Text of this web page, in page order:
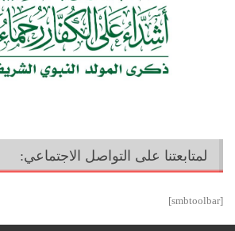
لمتابعتنا على التواصل الاجتماعي:
[smbtoolbar]